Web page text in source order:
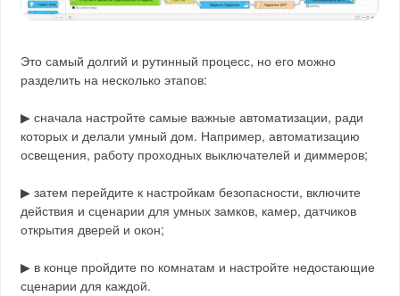
Это самый долгий и рутинный процесс, но его можно
разделить на несколько этапов:
▶ сначала настройте самые важные автоматизации, ради
которых и делали умный дом. Например, автоматизацию
освещения, работу проходных выключателей и диммеров;
▶ затем перейдите к настройкам безопасности, включите
действия и сценарии для умных замков, камер, датчиков
открытия дверей и окон;
▶ в конце пройдите по комнатам и настройте недостающие
сценарии для каждой.